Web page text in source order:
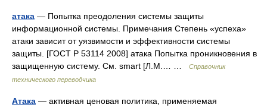
атака — Попытка преодоления системы защиты
информационной системы. Примечания Степень «успеха»
атаки зависит от уязвимости и эффективности системы
защиты. [ГОСТ Р 53114 2008] атака Попытка проникновения в
защищенную систему. См. smart [Л.М.… …
Справочник
технического переводчика
Атака — активная ценовая политика, применяемая